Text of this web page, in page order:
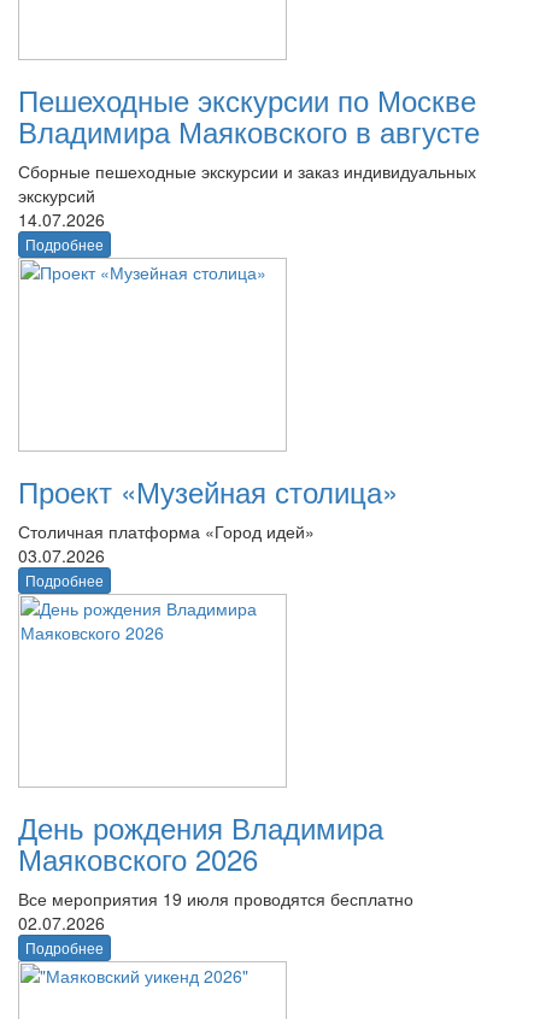
Пешеходные экскурсии по Москве
Владимира Маяковского в августе
Сборные пешеходные экскурсии и заказ индивидуальных
экскурсий
14.07.2026
Подробнее
Проект «Музейная столица»
Столичная платформа «Город идей»
03.07.2026
Подробнее
День рождения Владимира
Маяковского 2026
Все мероприятия 19 июля проводятся бесплатно
02.07.2026
Подробнее